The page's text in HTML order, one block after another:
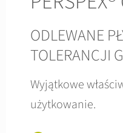
ODLEWANE
TOLERANCJI
Wyjątkowe
użytkowanie.